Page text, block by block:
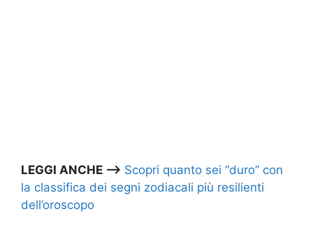
LEGGI ANCHE –> Scopri quanto sei “duro” con
la classifica dei segni zodiacali più resilienti
dell’oroscopo